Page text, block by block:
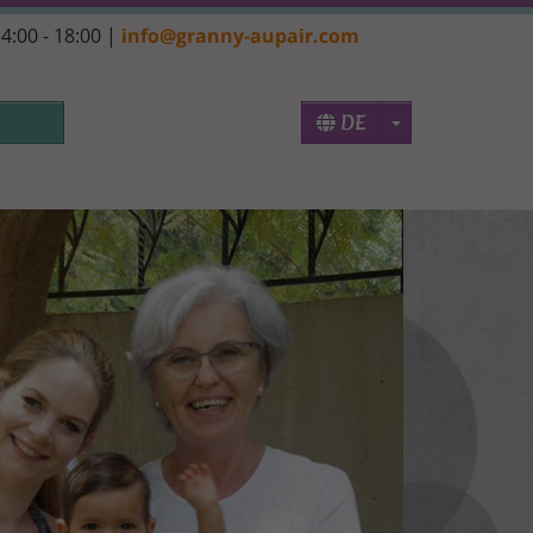
- 18:00 | info@granny-aupair.com
DE Toggle